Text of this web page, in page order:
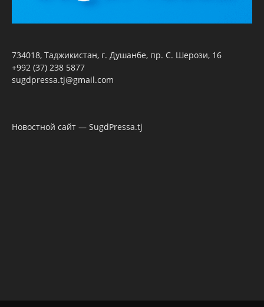
734018, Таджикистан, г. Душанбе, пр. С. Шерози, 16
+992 (37) 238 5877
sugdpressa.tj@gmail.com
Новостной сайт — SugdPressa.tj